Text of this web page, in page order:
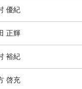
優紀
正輝
裕紀
啓充